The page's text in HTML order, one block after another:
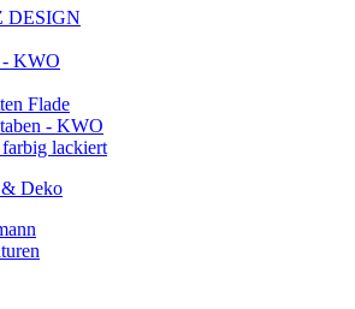
DESIGN
- KWO
Flade
- KWO
lackiert
& Deko